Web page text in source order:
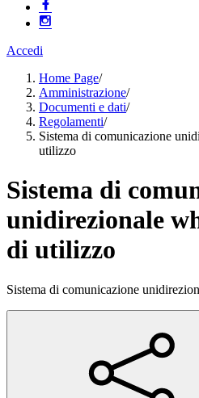
Accedi
Home Page/
Amministrazione/
Documenti e dati/
Regolamenti/
Sistema di comunicazione
utilizzo
Sistema di
unidirezionale
di utilizzo
Sistema di comunicazione